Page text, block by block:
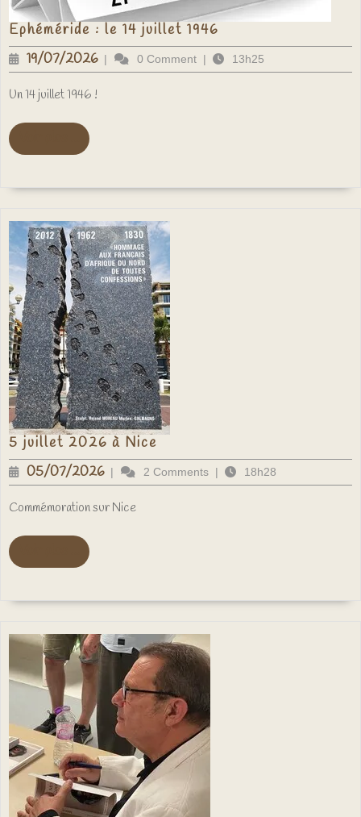
Ephéméride : le 14 juillet 1946 Ephéméride
le
14
juillet
19/07/202619/07/2026
| 0 Comment | 13h25
Un 14 juillet 1946 !
Voir
plus
5 juillet 2026 à Nice 5
2026
à
Nice
05/07/202605/07/2026
| 2 Comments | 18h28
Commémoration sur Nice
Voir
plus